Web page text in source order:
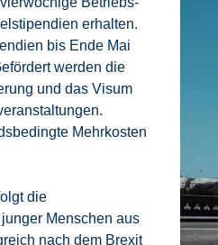
erhalten.
bis Ende Mai
werden die
und das Visum
Mehrkosten
die
Menschen aus
nach dem Brexit